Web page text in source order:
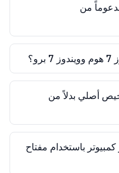
ويندوز 7 برو مدعوماً من
أصلي بدلاً من
باستخدام مفتاح